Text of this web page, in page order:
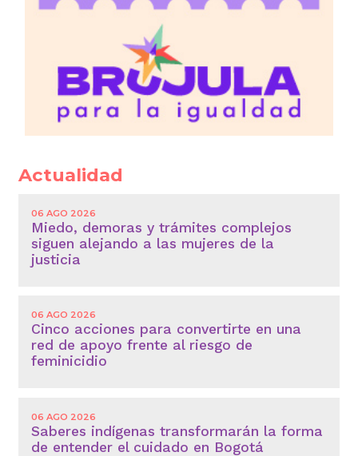
Actualidad
06 AGO 2026
Miedo, demoras y trámites complejos
siguen alejando a las mujeres de la
justicia
06 AGO 2026
Cinco acciones para convertirte en una
red de apoyo frente al riesgo de
feminicidio
06 AGO 2026
Saberes indígenas transformarán la forma
de entender el cuidado en Bogotá